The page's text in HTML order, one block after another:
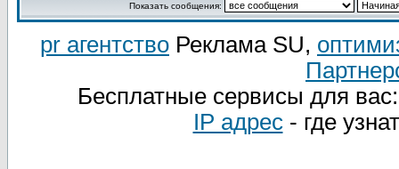
Показать сообщения:
pr агентство Реклама SU,
Бесплатные сервисы для
IP адрес- где